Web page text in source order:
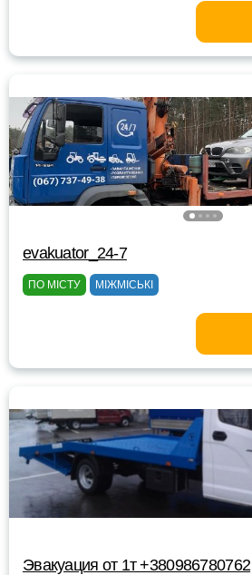
evakuator_24-7
ПО МІСТУ МІЖМІСЬКІ
Эвакуация от 1т +380986780762